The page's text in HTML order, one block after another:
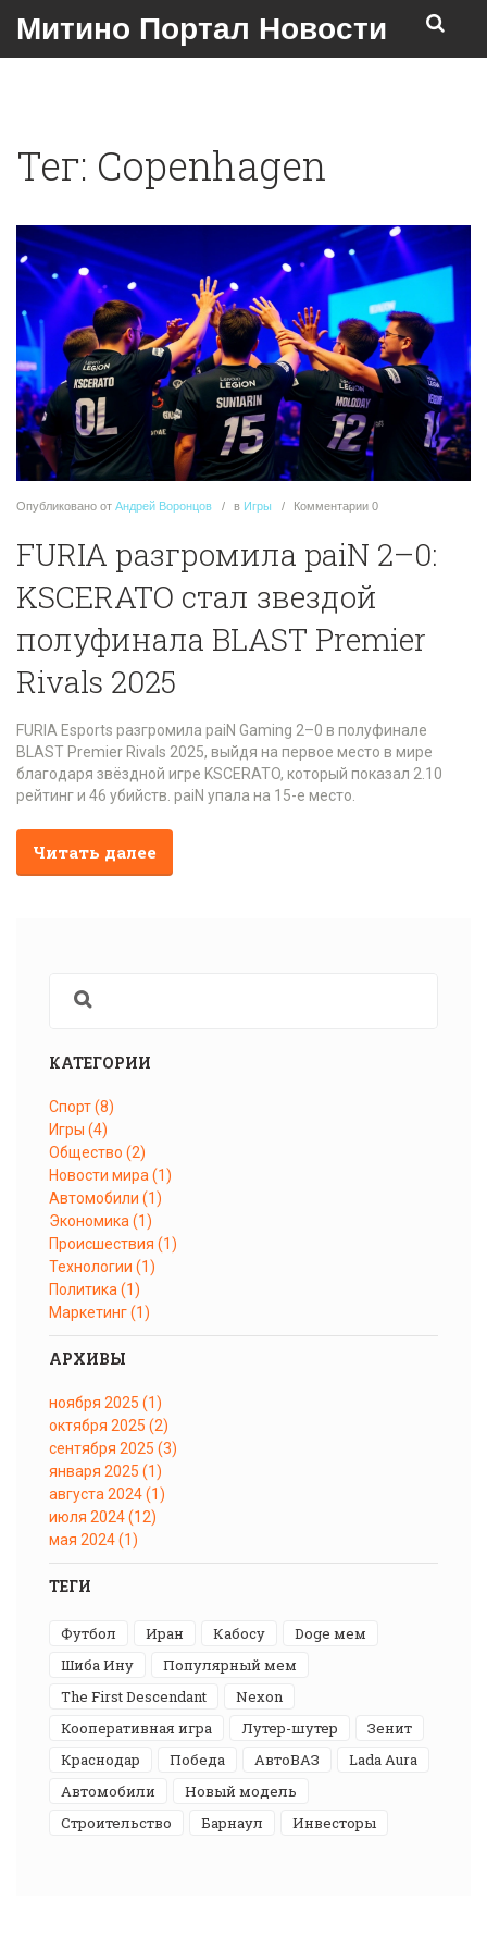
Митино Портал Новости
Тег: Copenhagen
Опубликовано от Андрей Воронцов в Игры Комментарии 0
FURIA разгромила paiN 2–0:
KSCERATO стал звездой
полуфинала BLAST Premier
Rivals 2025
FURIA Esports разгромила paiN Gaming 2–0 в полуфинале
BLAST Premier Rivals 2025, выйдя на первое место в мире
благодаря звёздной игре KSCERATO, который показал 2.10
рейтинг и 46 убийств. paiN упала на 15-е место.
Читать далее
КАТЕГОРИИ
Спорт(8)
Игры (4)
Общество (2)
Новости мира (1)
Автомобили (1)
Экономика (1)
Происшествия (1)
Технологии (1)
Политика (1)
Маркетинг(1)
АРХИВЫ
ноября 2025 (1)
октября 2025 (2)
сентября 2025 (3)
января 2025 (1)
августа 2024(1)
июля 2024(12)
мая 2024(1)
ТЕГИ
футбол Иран Кабосу
Doge мем
Шиба Ину
популярный мем
The First Descendant
Nexon
кооперативная игра
лутер-шутер
Зенит
Краснодар
победа АвтоВАЗ
Lada Aura
автомобили
новый модель
строительство
Барнаул инвесторы